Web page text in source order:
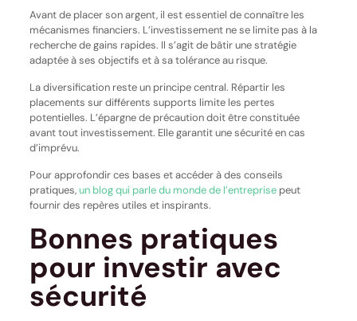
Avant de placer son argent, il est essentiel de connaître les
mécanismes financiers. L’investissement ne se limite pas à la
recherche de gains rapides. Il s’agit de bâtir une stratégie
adaptée à ses objectifs et à sa tolérance au risque.
La diversification reste un principe central. Répartir les
placements sur différents supports limite les pertes
potentielles. L’épargne de précaution doit être constituée
avant tout investissement. Elle garantit une sécurité en cas
d’imprévu.
Pour approfondir ces bases et accéder à des conseils
pratiques,un blog qui parle du monde de l’entreprisepeut
fournir des repères utiles et inspirants.
Bonnes pratiques
pour investir avec
sécurité